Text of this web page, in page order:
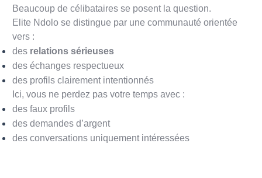
Beaucoup de célibataires se posent la question.
Elite Ndolo se distingue par une communauté orientée
vers :
des relations sérieuses
des échanges respectueux
des profils clairement intentionnés
Ici, vous ne perdez pas votre temps avec :
des faux profils
des demandes d’argent
des conversations uniquement intéressées